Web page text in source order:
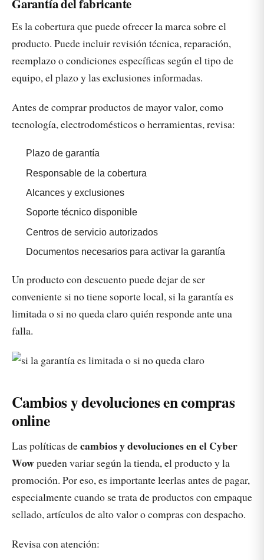
Es la cobertura que puede ofrecer la marca sobre el
producto. Puede incluir revisión técnica, reparación,
reemplazo o condiciones específicas según el tipo de
equipo, el plazo y las exclusiones informadas.
Antes de comprar productos de mayor valor, como
tecnología, electrodomésticos o herramientas, revisa:
Plazo de garantía
Responsable de la cobertura
Alcances y exclusiones
Soporte técnico disponible
Centros de servicio autorizados
Documentos necesarios para activar la garantía
Un producto con descuento puede dejar de ser
conveniente si no tiene soporte local, si la garantía es
limitada o si no queda claro quién responde ante una
falla.
Cambios y devoluciones en compras
online
Las políticas decambios y devoluciones en el Cyber
Wowpueden variar según la tienda, el producto y la
promoción. Por eso, es importante leerlas antes de pagar,
especialmente cuando se trata de productos con empaque
sellado, artículos de alto valor o compras con despacho.
Revisa con atención: